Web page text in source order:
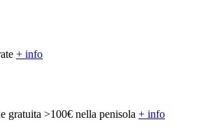
+ info
gratuita >100€ nella penisola + info